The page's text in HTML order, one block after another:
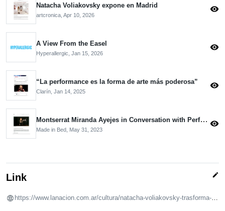
Natacha Voliakovsky expone en Madrid
artcronica, Apr 10, 2026
visibility
A View From the Easel
Hyperallergic, Jan 15, 2026
visibility
“La performance es la forma de arte más poderosa”
Clarín, Jan 14, 2025
visibility
Montserrat Miranda Ayejes in Conversation with Performance Artist Natacha Voliakovsky
Made in Bed, May 31, 2023
visibility
Link edit